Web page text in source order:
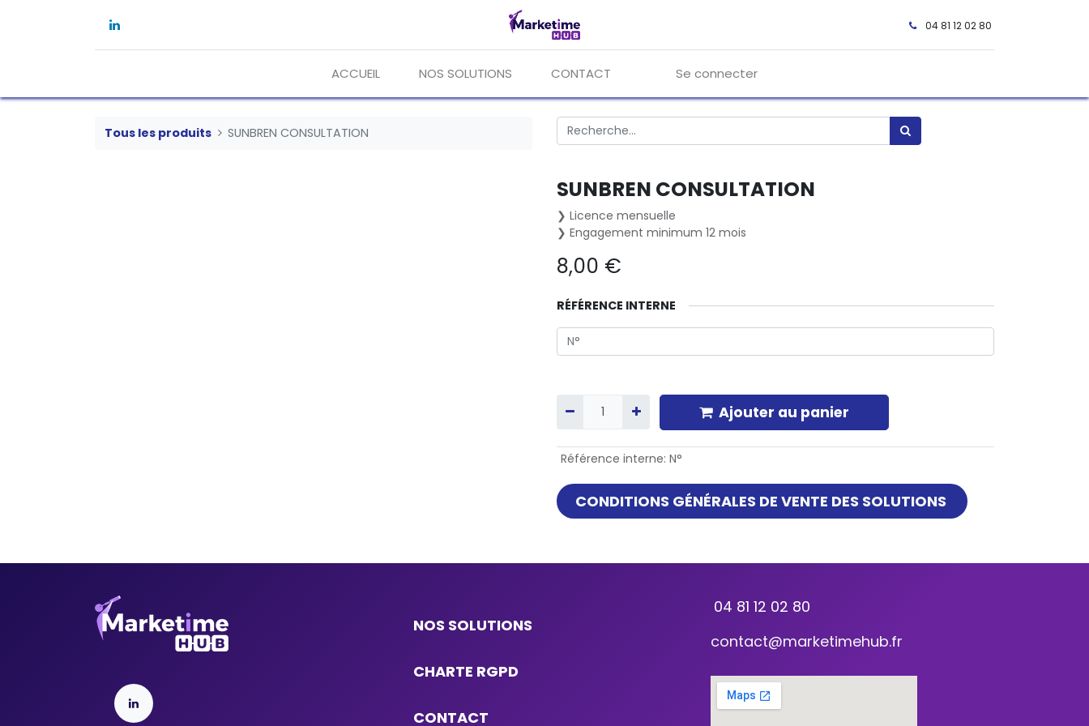
04 81 12 02 80 ​
ACCUEIL NOS SOLUTIONS CONTACT Se connecter
Tous les produits SUNBREN CONSULTATION
SUNBREN CONSULTATION
❯ Licence mensuelle
❯ Engagement minimum 12 mois
8,00 €
RÉFÉRENCE INTERNE
Ajouter au panier
Référence interne: N°
CONDITIONS GÉNÉRALES DE VENTE DES SOLUTIONS
NOS SOLUTIONS
CHARTE RGPD
CONTACT
04 81 12 02 80
contact@marketimehub.fr